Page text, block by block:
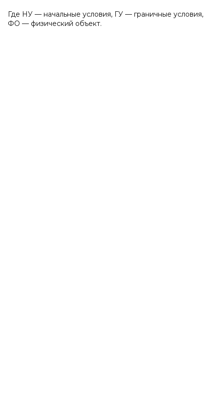
Где НУ — начальные условия, ГУ — граничные условия,
ФО — физический объект.